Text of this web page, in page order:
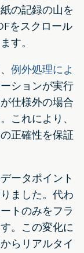
の記録の山を
をスクロール
す。
例外処理によ
ションが実行
仕様外の場合
これにより、
正確性を保証
ータポイント
ました。代わ
トのみをフラ
。この変化に
らリアルタイ